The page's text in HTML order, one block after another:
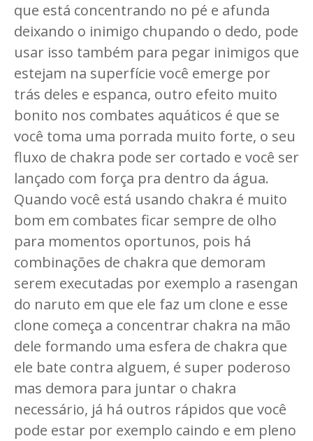
que está concentrando no pé e afunda
deixando o inimigo chupando o dedo, pode
usar isso também para pegar inimigos que
estejam na superfície você emerge por
trás deles e espanca, outro efeito muito
bonito nos combates aquáticos é que se
você toma uma porrada muito forte, o seu
fluxo de chakra pode ser cortado e você ser
lançado com força pra dentro da água.
Quando você está usando chakra é muito
bom em combates ficar sempre de olho
para momentos oportunos, pois há
combinações de chakra que demoram
serem executadas por exemplo a rasengan
do naruto em que ele faz um clone e esse
clone começa a concentrar chakra na mão
dele formando uma esfera de chakra que
ele bate contra alguem, é super poderoso
mas demora para juntar o chakra
necessário, já há outros rápidos que você
pode estar por exemplo caindo e em pleno